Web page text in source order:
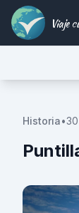
Viaje
Historia•